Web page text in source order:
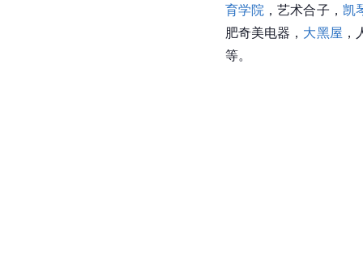
育学院 ，艺术合子， 凯
肥奇美电器， 大黑屋
等。